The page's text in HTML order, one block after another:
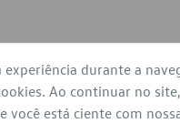
durante a
Ao continuar no site,
você está ciente com